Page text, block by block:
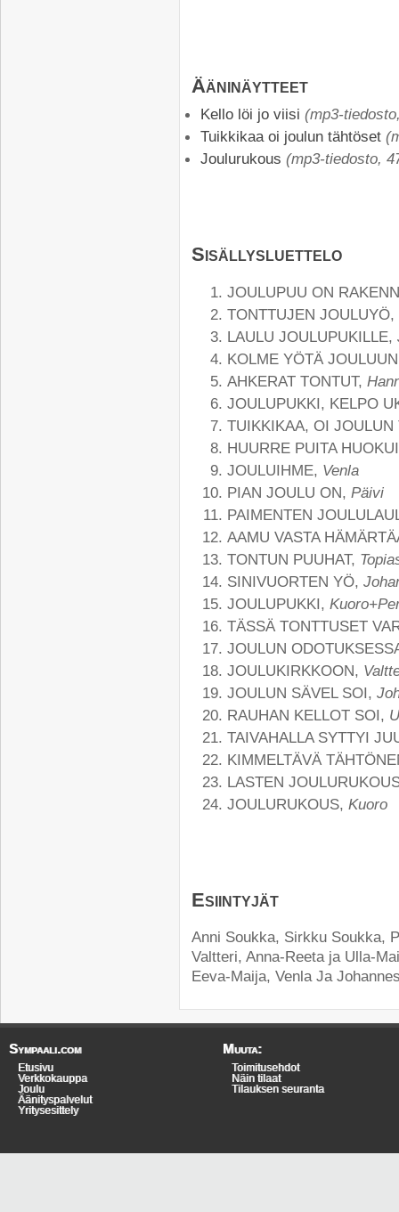
Ääninäytteet
Kello löi jo viisi (mp3-
Tuikkikaa oi joulun tähtöset
Joulurukous (mp3-tiedosto,
Sisällysluettelo
JOULUPUU ON
TONTTUJEN JOULUYÖ,
LAULU JOULUPUKILLE,
KOLME YÖTÄ
AHKERAT TONTUT,
JOULUPUKKI, KELPO
TUIKKIKAA, OI
HUURRE PUITA
JOULUIHME, Venla
PIAN JOULU ON, Päivi
PAIMENTEN
AAMU VASTA
TONTUN PUUHAT,
SINIVUORTEN YÖ,
JOULUPUKKI,
TÄSSÄ TONTTUSET
JOULUN
JOULUKIRKKOON,
JOULUN SÄVEL SOI,
RAUHAN KELLOT SOI,
TAIVAHALLA SYTTYI
KIMMELTÄVÄ
LASTEN
JOULURUKOUS, Kuoro
Esiintyjät
Anni Soukka, Sirkku Soukka,
Valtteri, Anna-Reeta ja Ulla-
Eeva-Maija, Venla Ja
Sympaali.com
Etusivu
Verkkokauppa
Joulu
Äänityspalvelut
Yritysesittely
Muuta:
Toimitusehdot
Näin tilaat
Tilauksen seuranta